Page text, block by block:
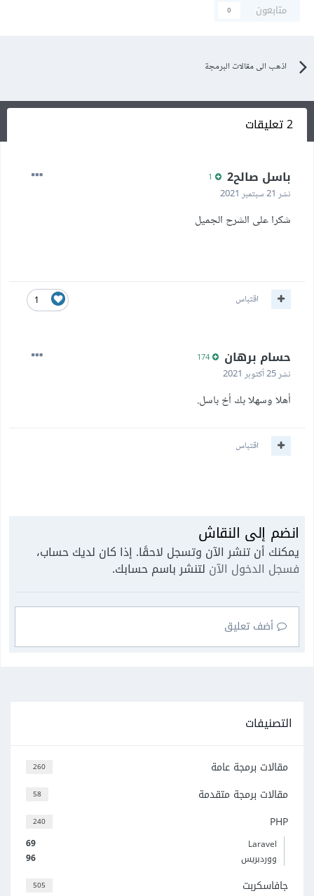
متابعون
0
اذهب الى مقالات البرمجة
2 تعليقات
باسل صالح2
نشر 21 سبتمبر 2021
شكرا على الشرح الجميل
1 اقتباس
حسام برهان
نشر25 أكتوبر 2021
أهلا وسهلا بك أخ باسل.
اقتباس
انضم إلى النقاش
يمكنك أن تنشر الآن وتسجل لاحقًا. إذا كان لديك حساب،
فسجل الدخول الآن لتنشر باسم حسابك.
أضف تعليق
التصنيفات
260 مقالات برمجة عامة
58 مقالات برمجة متقدمة
240 PHP
69
Laravel
96
ووردبريس
505 جافاسكربت